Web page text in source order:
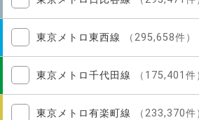
東京メトロ東西線 （295,658件）
東京メトロ千代田線 （175,401件
東京メトロ有楽町線 （233,370件